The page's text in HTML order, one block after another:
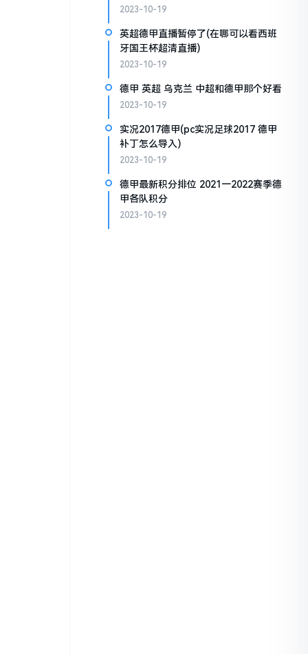
2023-10-19
英超德甲直播暂停了(在哪可以看西班
牙国王杯超清直播)
2023-10-19
德甲 英超 乌克兰 中超和德甲那个好看
2023-10-19
实况2017德甲(pc实况足球2017 德甲
补丁怎么导入)
2023-10-19
德甲最新积分排位 2021一2022赛季德
甲各队积分
2023-10-19